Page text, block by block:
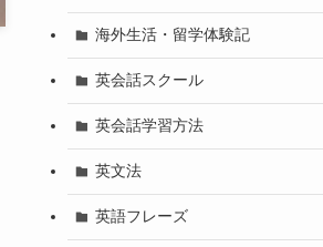
海外生活・留学体験記
英会話スクール
英会話学習方法
英文法
英語フレーズ